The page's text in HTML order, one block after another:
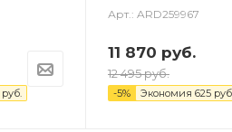
руб.
Арт.: ARD259967
11 870 руб.
12 495руб.
-5% Экономия 625